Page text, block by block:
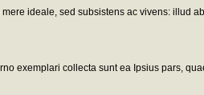
ideale, sed subsistens ac vivens: illud
exemplari collecta sunt ea Ipsius pars,